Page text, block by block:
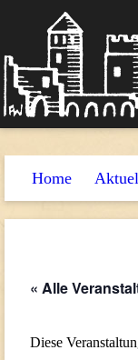
Home
« Alle
Diese